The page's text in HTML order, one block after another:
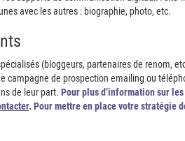
avec les autres : biographie, photo, etc.
(bloggeurs, partenaires de renom,
campagne de prospection emailing ou
de leur part. Pour plus d’information sur
. Pour mettre en place votre stratégie